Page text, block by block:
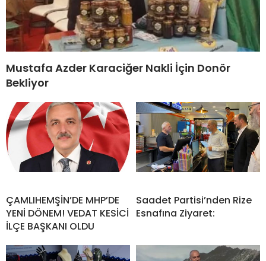
Mustafa Azder Karaciğer Nakli İçin Donör
Bekliyor
ÇAMLIHEMŞİN’DE MHP’DE
YENİ DÖNEM! VEDAT KESİCİ
İLÇE BAŞKANI OLDU
Saadet Partisi’nden Rize
Esnafına Ziyaret: